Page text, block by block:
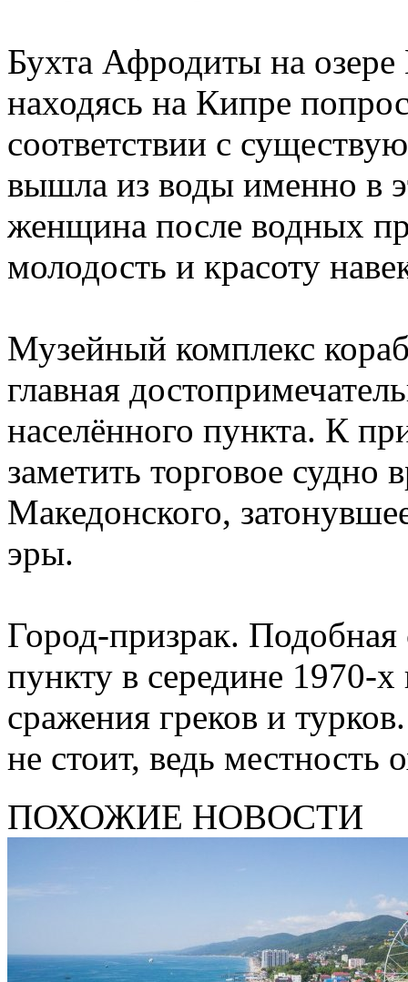
Бухта Афродиты на
находясь на Кипре
соответствии с
вышла из воды именно в
женщина после водных
молодость и красоту
Музейный комплекс
главная
населённого пункта. К
заметить торговое судно
Македонского,
эры.
Город-призрак.
пункту в середине 1970-
сражения греков и
не стоит, ведь местность
ПОХОЖИЕ НОВОСТИ